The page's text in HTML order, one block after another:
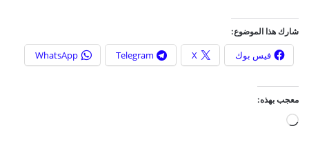
شارك هذا الموضوع:
فيس بوك X
Telegram
WhatsApp
معجب بهذه: